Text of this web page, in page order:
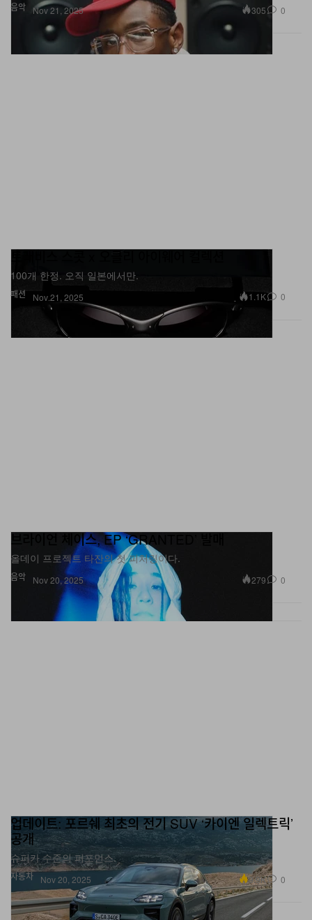
음악 Nov 21, 2025 305 0
패션
트래비스 스콧 x 오클리 아이웨어 컬렉션
100개 한정. 오직 일본에서만.
Nov 21, 2025 1.1K 0
음악
브라이언 체이스, EP ‘GRANTED’ 발매
올데이 프로젝트 타잔의 첫 피처링이다.
Nov 20, 2025 279 0
자동차
업데이트: 포르쉐 최초의 전기 SUV ‘카이엔 일렉트릭’
공개
슈퍼카 수준의 퍼포먼스.
Nov 20, 2025 9.9K 0